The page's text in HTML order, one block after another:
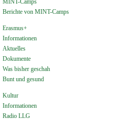
MINT-Camps
Berichte von MINT-Camps
Erasmus+
Informationen
Aktuelles
Dokumente
Was bisher geschah
Bunt und gesund
Kultur
Informationen
Radio LLG